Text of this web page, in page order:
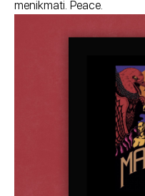
menikmati. Peace.